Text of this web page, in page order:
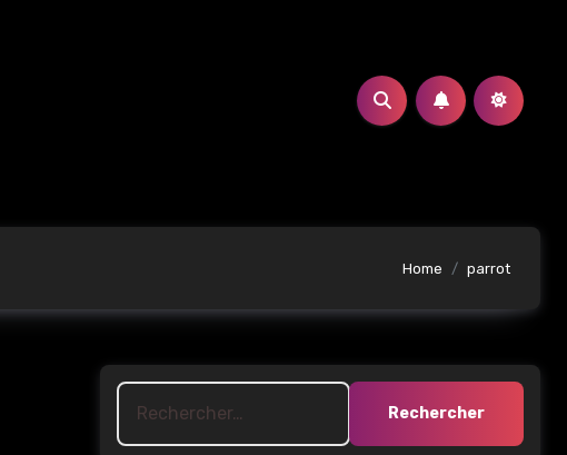
Home parrot
Rechercher :